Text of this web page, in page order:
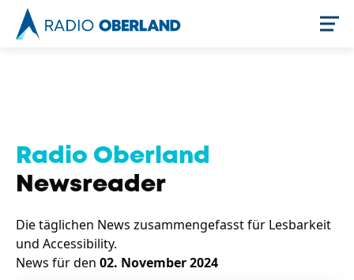
Newsreader
Radio Oberland
Newsreader
Die täglichen News zusammengefasst für Lesbarkeit
und Accessibility.
News für den 02. November 2024